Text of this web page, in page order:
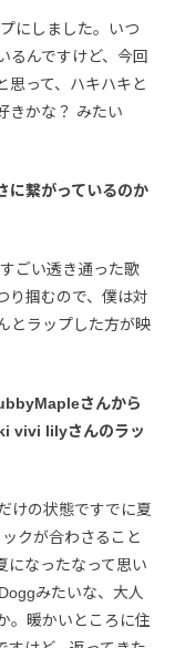
にしました。いつ
るんですけど、今回
思って、ハキハキと
きかな？ みたい
繋がっているのか
ごい透き通った歌
り掴むので、僕は対
とラップした方が映
さんから
vivi lilyさんのラッ
けの状態ですでに夏
クが合わさること
になったなって思い
みたいな、大人
。暖かいところに住